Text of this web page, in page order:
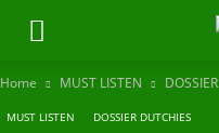
Home MUST LISTEN
MUST LISTEN DOSSIER DUTCHIES